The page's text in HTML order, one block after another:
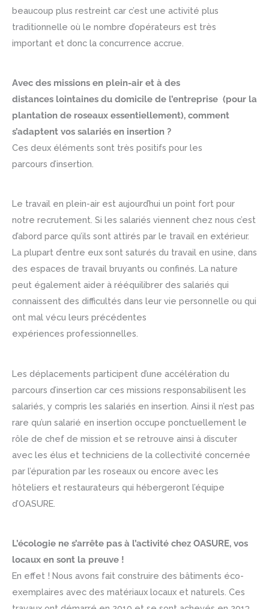
beaucoup plus restreint car c’est une activité plus
traditionnelle où le nombre d’opérateurs est très
important et donc la concurrence accrue.
Avec des missions en plein-air et à des
distances lointaines du domicile de l’entreprise (pour la
plantation de roseaux essentiellement), comment
s’adaptent vos salariés en insertion ?
Ces deux éléments sont très positifs pour les
parcours d’insertion.
Le travail en plein-air est aujourd’hui un point fort pour
notre recrutement. Si les salariés viennent chez nous c’est
d’abord parce qu’ils sont attirés par le travail en extérieur.
La plupart d’entre eux sont saturés du travail en usine, dans
des espaces de travail bruyants ou confinés. La nature
peut également aider à rééquilibrer des salariés qui
connaissent des difficultés dans leur vie personnelle ou qui
ont mal vécu leurs précédentes
expériences professionnelles.
Les déplacements participent d’une accélération du
parcours d’insertion car ces missions responsabilisent les
salariés, y compris les salariés en insertion. Ainsi il n’est pas
rare qu’un salarié en insertion occupe ponctuellement le
rôle de chef de mission et se retrouve ainsi à discuter
avec les élus et techniciens de la collectivité concernée
par l’épuration par les roseaux ou encore avec les
hôteliers et restaurateurs qui hébergeront l’équipe
d’OASURE.
L’écologie ne s’arrête pas à l’activité chez OASURE, vos
locaux en sont la preuve !
En effet ! Nous avons fait construire des bâtiments éco-
exemplaires avec des matériaux locaux et naturels. Ces